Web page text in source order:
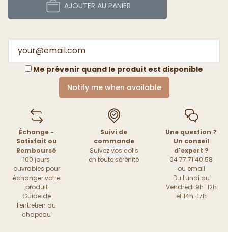
AJOUTER AU PANIER
Me prévenir quand le produit est disponible
Notify me when available
Échange -
Satisfait ou
Remboursé
100 jours
ouvrables pour
échanger votre
produit
Guide de
l'entretien du
chapeau
Suivi de
commande
Suivez vos colis
en toute sérénité
Une question ?
Un conseil
d'expert ?
04 77 71 40 58
ou email
Du Lundi au
Vendredi 9h-12h
et 14h-17h